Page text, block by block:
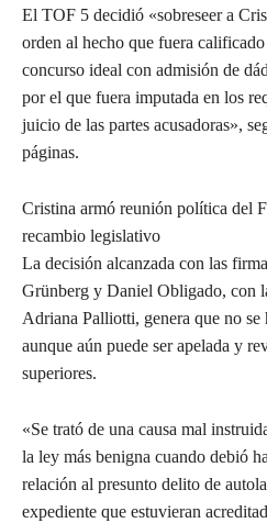
El TOF 5 decidió «sobreseer a
orden al hecho que fuera
concurso ideal con admisión de
por el que fuera imputada en los
juicio de las partes acusadoras»,
páginas.
Cristina armó reunión política del
recambio legislativo
La decisión alcanzada con las
Grünberg y Daniel Obligado, con
Adriana Palliotti, genera que no
aunque aún puede ser apelada y
superiores.
«Se trató de una causa mal
la ley más benigna cuando debió
relación al presunto delito de
expediente que estuvieran